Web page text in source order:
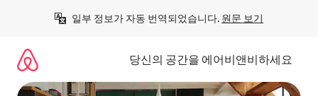
일부 정보가 자동 번역되었습니다. 원문 보기
당신의 공간을 에어비앤비하세요